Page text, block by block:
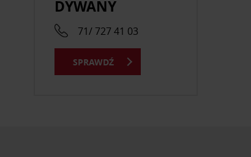
DYWANY
71/ 727 41 03
SPRAWDŹ